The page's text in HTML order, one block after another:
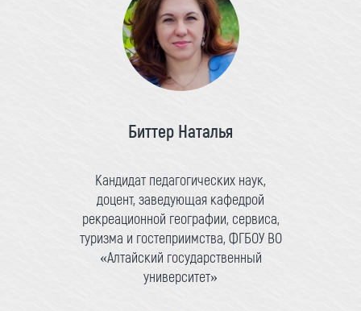
Биттер Наталья
Кандидат педагогических наук,
доцент, заведующая кафедрой
рекреационной географии, сервиса,
туризма и гостеприимства, ФГБОУ ВО
«Алтайский государственный
университет»